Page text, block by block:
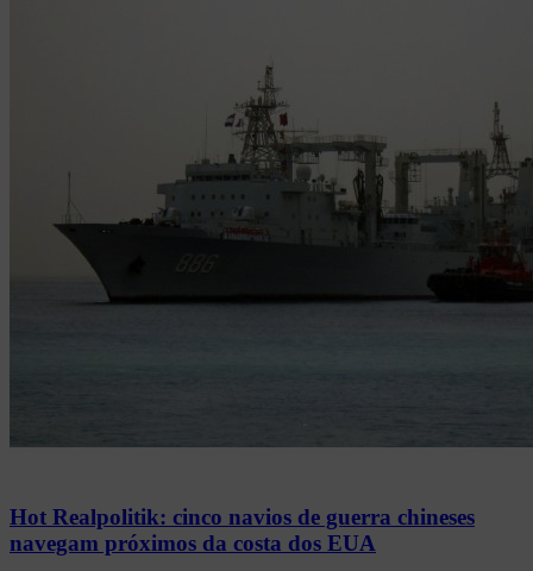
Hot Realpolitik: cinco navios de guerra chineses
navegam próximos da costa dos EUA